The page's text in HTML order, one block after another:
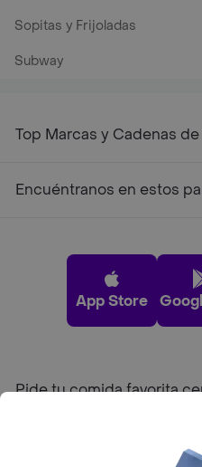
Sopitas y Frijoladas
Subway
Top Marcas y Cadenas
Encuéntranos en estos
App Store
Pide tu comida favorita